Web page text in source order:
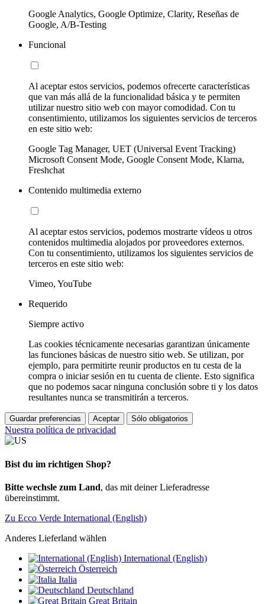
Google Analytics, Google Optimize, Clarity, Reseñas de
Google, A/B-Testing
Funcional
Al aceptar estos servicios, podemos ofrecerte características
que van más allá de la funcionalidad básica y te permiten
utilizar nuestro sitio web con mayor comodidad. Con tu
consentimiento, utilizamos los siguientes servicios de terceros
en este sitio web:
Google Tag Manager, UET (Universal Event Tracking)
Microsoft Consent Mode, Google Consent Mode, Klarna,
Freshchat
Contenido multimedia externo
Al aceptar estos servicios, podemos mostrarte vídeos u otros
contenidos multimedia alojados por proveedores externos.
Con tu consentimiento, utilizamos los siguientes servicios de
terceros en este sitio web:
Vimeo, YouTube
Requerido
Siempre activo
Las cookies técnicamente necesarias garantizan únicamente
las funciones básicas de nuestro sitio web. Se utilizan, por
ejemplo, para permitirte reunir productos en tu cesta de la
compra o iniciar sesión en tu cuenta de cliente. Esto significa
que no podemos sacar ninguna conclusión sobre ti y los datos
resultantes nunca se transmitirán a terceros.
Guardar preferencias Aceptar Sólo obligatorios
Nuestra política de privacidad
Bist du im richtigen Shop?
Bitte wechsle zum Land, das mit deiner Lieferadresse
übereinstimmt.
Zu Ecco Verde International (English)
Anderes Lieferland wählen
International (English)
Österreich
Italia
Deutschland
Great Britain